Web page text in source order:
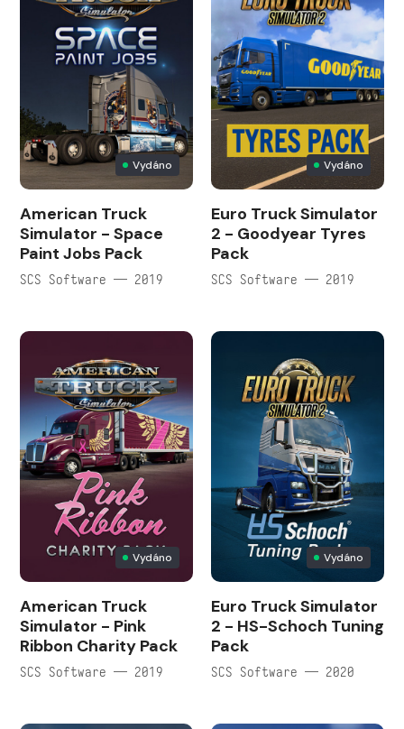
Vydáno
American Truck
Simulator - Space
Paint Jobs Pack
SCS Software — 2019
Vydáno
Euro Truck Simulator
2 - Goodyear Tyres
Pack
SCS Software — 2019
Vydáno
American Truck
Simulator - Pink
Ribbon Charity Pack
SCS Software — 2019
Vydáno
Euro Truck Simulator
2 - HS-Schoch Tuning
Pack
SCS Software — 2020